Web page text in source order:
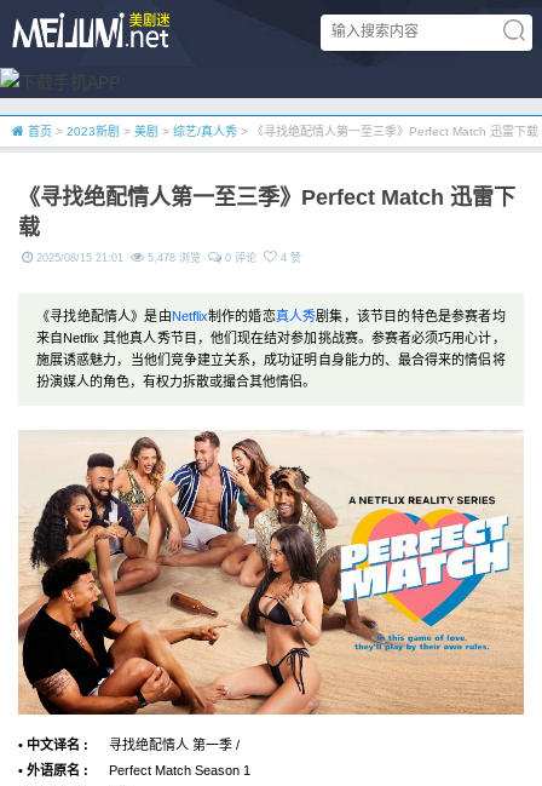
首页 > 2023新剧 > 美剧 > 综艺/真人秀 > 《寻找绝配情人第一至三季》Perfect Match 迅雷下载
《寻找绝配情人第一至三季》Perfect Match 迅雷下
载
2025/08/15 21:01 5,478 浏览 0 评论 4 赞
《寻找绝配情人》是由Netflix制作的婚恋真人秀剧集，该节目的特色是参赛者均
来自Netflix 其他真人秀节目，他们现在结对参加挑战赛。参赛者必须巧用心计，
施展诱惑魅力，当他们竞争建立关系，成功证明自身能力的、最合得来的情侣将
扮演媒人的角色，有权力拆散或撮合其他情侣。
• 中文译名 :
寻找绝配情人 第一季 /
• 外语原名 :
Perfect Match Season 1